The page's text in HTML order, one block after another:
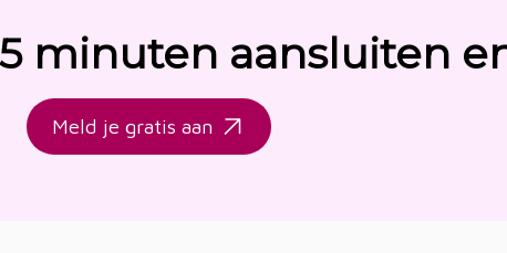
minuten aansluiten
Meld je gratis aan